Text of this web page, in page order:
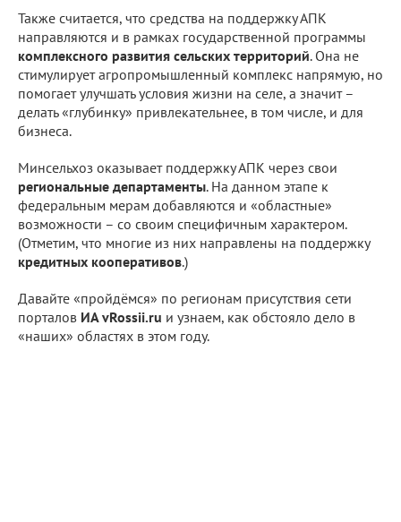
Также считается, что средства на поддержку АПК
направляются и в рамках государственной программы
комплексного развития сельских территорий. Она не
стимулирует агропромышленный комплекс напрямую, но
помогает улучшать условия жизни на селе, а значит –
делать «глубинку» привлекательнее, в том числе, и для
бизнеса.
Минсельхоз оказывает поддержку АПК через свои
региональные департаменты. На данном этапе к
федеральным мерам добавляются и «областные»
возможности – со своим специфичным характером.
(Отметим, что многие из них направлены на поддержку
кредитных кооперативов.)
Давайте «пройдёмся» по регионам присутствия сети
порталов ИА vRossii.ru и узнаем, как обстояло дело в
«наших» областях в этом году.